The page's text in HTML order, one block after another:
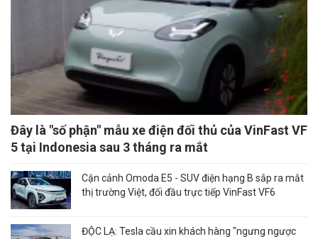
Đây là "số phận" mẫu xe điện đối thủ của VinFast VF
5 tại Indonesia sau 3 tháng ra mắt
Cận cảnh Omoda E5 - SUV điện hạng B sắp ra mắt
thị trường Việt, đối đầu trực tiếp VinFast VF6
ĐỘC LẠ: Tesla cầu xin khách hàng "ngưng ngược